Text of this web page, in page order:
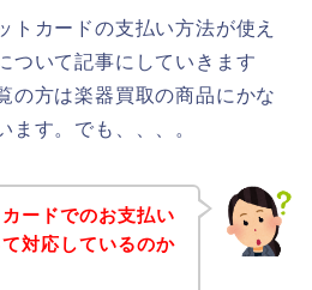
トカードの支払い方法が使え
ついて記事にしていきます
の方は楽器買取の商品にかな
ます。でも、、、。
ードでのお支払い
対応しているのか